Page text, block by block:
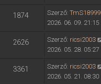
1874 Szerző: TmS18999
2026. 06. 09. 21:15
2626 Szerző: ricsi2003
2026. 05. 28. 05:27
3361 Szerző: ricsi2003
2026. 05. 21. 08:30